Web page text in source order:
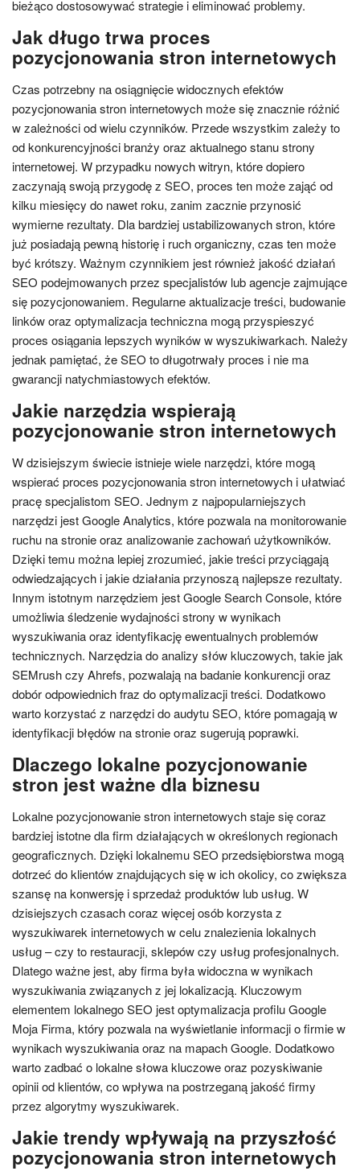
bieżąco dostosowywać strategie i eliminować problemy.
Jak długo trwa proces
pozycjonowania stron internetowych
Czas potrzebny na osiągnięcie widocznych efektów
pozycjonowania stron internetowych może się znacznie różnić
w zależności od wielu czynników. Przede wszystkim zależy to
od konkurencyjności branży oraz aktualnego stanu strony
internetowej. W przypadku nowych witryn, które dopiero
zaczynają swoją przygodę z SEO, proces ten może zająć od
kilku miesięcy do nawet roku, zanim zacznie przynosić
wymierne rezultaty. Dla bardziej ustabilizowanych stron, które
już posiadają pewną historię i ruch organiczny, czas ten może
być krótszy. Ważnym czynnikiem jest również jakość działań
SEO podejmowanych przez specjalistów lub agencje zajmujące
się pozycjonowaniem. Regularne aktualizacje treści, budowanie
linków oraz optymalizacja techniczna mogą przyspieszyć
proces osiągania lepszych wyników w wyszukiwarkach. Należy
jednak pamiętać, że SEO to długotrwały proces i nie ma
gwarancji natychmiastowych efektów.
Jakie narzędzia wspierają
pozycjonowanie stron internetowych
W dzisiejszym świecie istnieje wiele narzędzi, które mogą
wspierać proces pozycjonowania stron internetowych i ułatwiać
pracę specjalistom SEO. Jednym z najpopularniejszych
narzędzi jest Google Analytics, które pozwala na monitorowanie
ruchu na stronie oraz analizowanie zachowań użytkowników.
Dzięki temu można lepiej zrozumieć, jakie treści przyciągają
odwiedzających i jakie działania przynoszą najlepsze rezultaty.
Innym istotnym narzędziem jest Google Search Console, które
umożliwia śledzenie wydajności strony w wynikach
wyszukiwania oraz identyfikację ewentualnych problemów
technicznych. Narzędzia do analizy słów kluczowych, takie jak
SEMrush czy Ahrefs, pozwalają na badanie konkurencji oraz
dobór odpowiednich fraz do optymalizacji treści. Dodatkowo
warto korzystać z narzędzi do audytu SEO, które pomagają w
identyfikacji błędów na stronie oraz sugerują poprawki.
Dlaczego lokalne pozycjonowanie
stron jest ważne dla biznesu
Lokalne pozycjonowanie stron internetowych staje się coraz
bardziej istotne dla firm działających w określonych regionach
geograficznych. Dzięki lokalnemu SEO przedsiębiorstwa mogą
dotrzeć do klientów znajdujących się w ich okolicy, co zwiększa
szansę na konwersję i sprzedaż produktów lub usług. W
dzisiejszych czasach coraz więcej osób korzysta z
wyszukiwarek internetowych w celu znalezienia lokalnych
usług – czy to restauracji, sklepów czy usług profesjonalnych.
Dlatego ważne jest, aby firma była widoczna w wynikach
wyszukiwania związanych z jej lokalizacją. Kluczowym
elementem lokalnego SEO jest optymalizacja profilu Google
Moja Firma, który pozwala na wyświetlanie informacji o firmie w
wynikach wyszukiwania oraz na mapach Google. Dodatkowo
warto zadbać o lokalne słowa kluczowe oraz pozyskiwanie
opinii od klientów, co wpływa na postrzeganą jakość firmy
przez algorytmy wyszukiwarek.
Jakie trendy wpływają na przyszłość
pozycjonowania stron internetowych